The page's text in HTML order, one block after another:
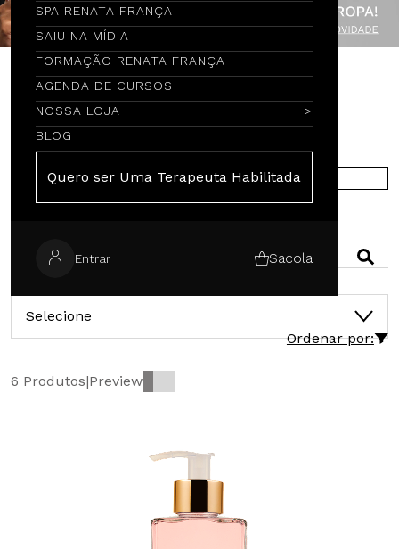
SPA RENATA FRANÇA
SAIU NA MÍDIA
FORMAÇÃO RENATA FRANÇA
AGENDA DE CURSOS
NOSSA LOJA
BLOG
Quero ser Uma Terapeuta Habilitada
Entrar Sacola
Encontre por Nome
COMPRE NA EUROPA
Selecione
Ordenar por:
6 Produtos|Preview